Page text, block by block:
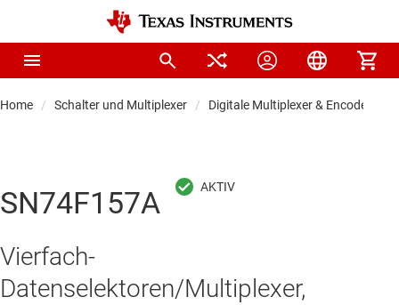
Home Schalter und Multiplexer Digitale Multiplexer & Encoder
SN74F157A
Vierfach-
Datenselektoren/Multiplexer,